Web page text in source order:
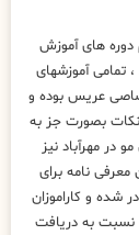
دوره های آموزش
، تمامی آموزشهای
عریس بوده و
نکات بصورت جز به
در مهرآباد نیز
معرفی نامه برای
شده و کاراموزان
نسبت به دریافت